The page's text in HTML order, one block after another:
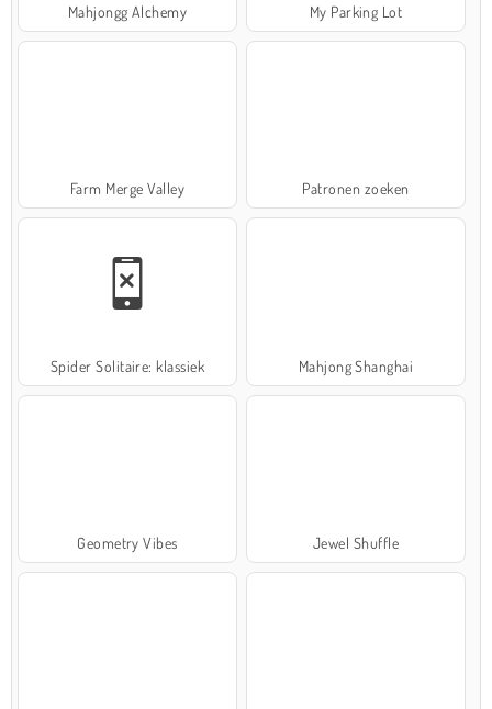
Mahjongg Alchemy My Parking Lot
Farm Merge Valley Patronen zoeken
Spider Solitaire: klassiek Mahjong Shanghai
Geometry Vibes Jewel Shuffle